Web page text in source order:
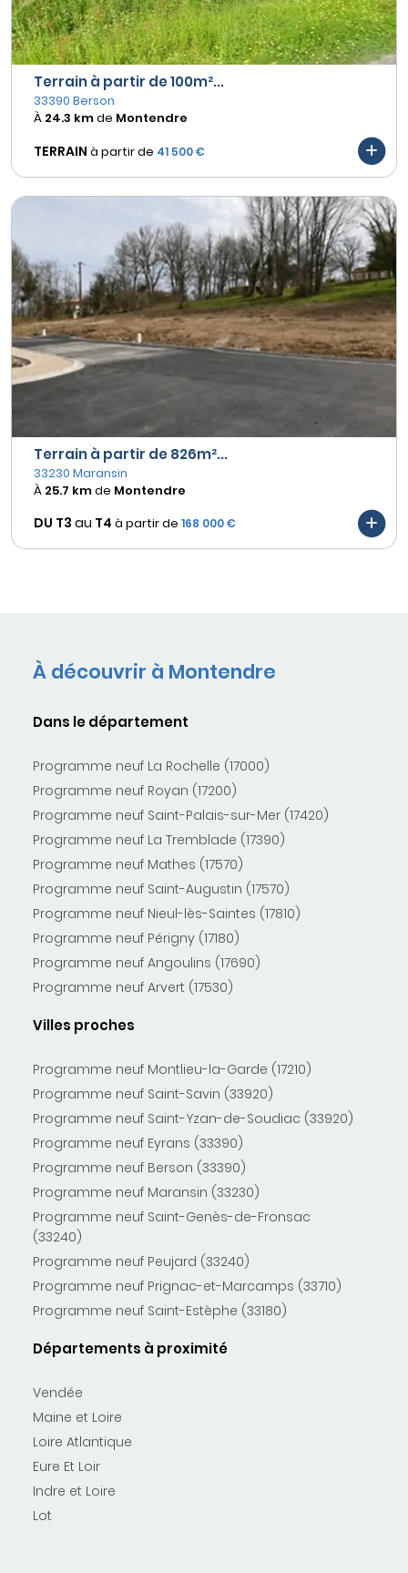
Terrain à partir de 100m²...
33390 Berson
À 24.3 kmde Montendre
TERRAIN à partir de 41 500 €
Terrain à partir de 826m²...
33230 Maransin
À 25.7 kmde Montendre
DU T3 au T4 à partir de 168 000 €
À découvrir à Montendre
Dans le département
Programme neuf La Rochelle (17000)
Programme neuf Royan (17200)
Programme neuf Saint-Palais-sur-Mer (17420)
Programme neuf La Tremblade (17390)
Programme neuf Mathes (17570)
Programme neuf Saint-Augustin (17570)
Programme neuf Nieul-lès-Saintes (17810)
Programme neuf Périgny (17180)
Programme neuf Angoulins (17690)
Programme neuf Arvert (17530)
Villes proches
Programme neuf Montlieu-la-Garde (17210)
Programme neuf Saint-Savin (33920)
Programme neuf Saint-Yzan-de-Soudiac (33920)
Programme neuf Eyrans (33390)
Programme neuf Berson (33390)
Programme neuf Maransin (33230)
Programme neuf Saint-Genès-de-Fronsac
(33240)
Programme neuf Peujard (33240)
Programme neuf Prignac-et-Marcamps (33710)
Programme neuf Saint-Estèphe (33180)
Départements à proximité
Vendée
Maine et Loire
Loire Atlantique
Eure Et Loir
Indre et Loire
Lot